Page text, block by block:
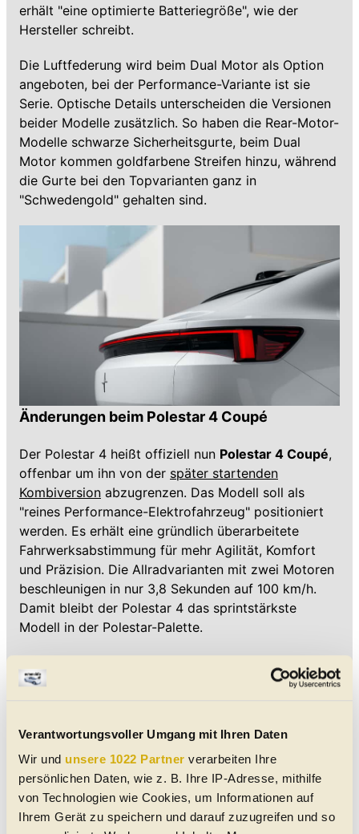
Verantwortungsvoller Umgang mit Ihren Daten
Wir und unsere 1022 Partner verarbeiten Ihre
persönlichen Daten, wie z. B. Ihre IP-Adresse, mithilfe
von Technologien wie Cookies, um Informationen auf
Ihrem Gerät zu speichern und darauf zuzugreifen und so
erhält "eine optimierte Batteriegröße", wie der
Hersteller schreibt.
Die Luftfederung wird beim Dual Motor als Option
angeboten, bei der Performance-Variante ist sie
Serie. Optische Details unterscheiden die Versionen
beider Modelle zusätzlich. So haben die Rear-Motor-
Modelle schwarze Sicherheitsgurte, beim Dual
Motor kommen goldfarbene Streifen hinzu, während
die Gurte bei den Topvarianten ganz in
"Schwedengold" gehalten sind.
Änderungen beim Polestar 4 Coupé
Der Polestar 4 heißt offiziell nun Polestar 4 Coupé,
offenbar um ihn von der später startenden
Kombiversion abzugrenzen. Das Modell soll als
"reines Performance-Elektrofahrzeug" positioniert
werden. Es erhält eine gründlich überarbeitete
Fahrwerksabstimmung für mehr Agilität, Komfort
und Präzision. Die Allradvarianten mit zwei Motoren
beschleunigen in nur 3,8 Sekunden auf 100 km/h.
Damit bleibt der Polestar 4 das sprintstärkste
Modell in der Polestar-Palette.
serienmäßig ein neu abgestimmtes Fahrwerk. Dazu
Polyurethan (PU) anstatt von Anschlagfedern. Das
soll ein kontrollierteres Fahrverhalten und mehr
Lenkpräzision bringen.
Sowohl der Polestar 3 als auch der Polestar 4 finden